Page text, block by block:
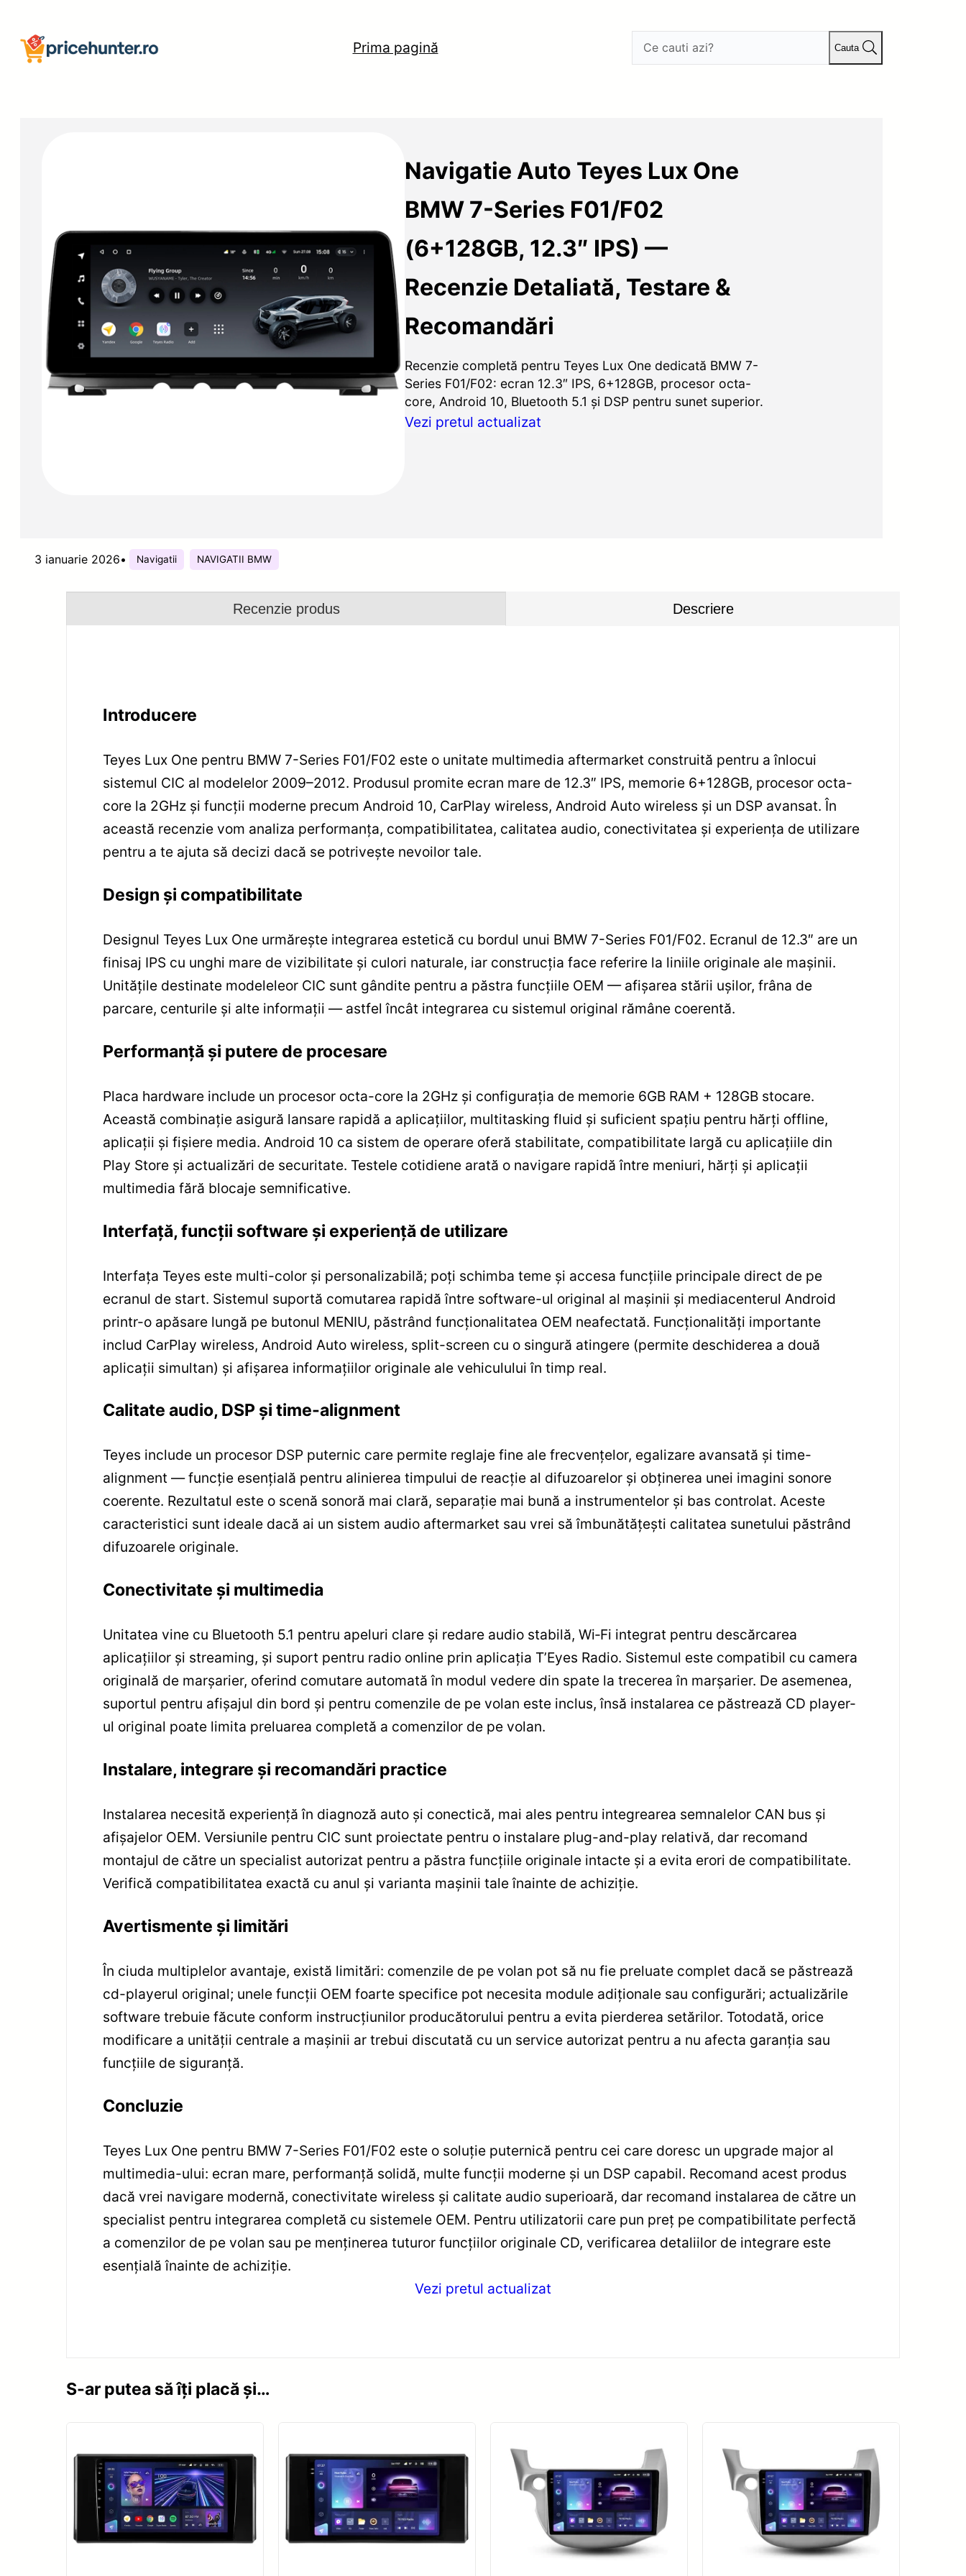
conținut
Prima pagină Cauta
Navigatie Auto Teyes Lux One
BMW 7-Series F01/F02
(6+128GB, 12.3″ IPS) —
Recenzie Detaliată, Testare &
Recomandări
Recenzie completă pentru Teyes Lux One dedicată BMW 7-
Series F01/F02: ecran 12.3″ IPS, 6+128GB, procesor octa-
core, Android 10, Bluetooth 5.1 și DSP pentru sunet superior.
Vezi pretul actualizat
3 ianuarie 2026• Navigatii NAVIGATII BMW
Recenzie produs Descriere
Introducere
Teyes Lux One pentru BMW 7-Series F01/F02 este o unitate multimedia aftermarket construită pentru a înlocui
sistemul CIC al modelelor 2009–2012. Produsul promite ecran mare de 12.3″ IPS, memorie 6+128GB, procesor octa-
core la 2GHz și funcții moderne precum Android 10, CarPlay wireless, Android Auto wireless și un DSP avansat. În
această recenzie vom analiza performanța, compatibilitatea, calitatea audio, conectivitatea și experiența de utilizare
pentru a te ajuta să decizi dacă se potrivește nevoilor tale.
Design și compatibilitate
Designul Teyes Lux One urmărește integrarea estetică cu bordul unui BMW 7-Series F01/F02. Ecranul de 12.3″ are un
finisaj IPS cu unghi mare de vizibilitate și culori naturale, iar construcția face referire la liniile originale ale mașinii.
Unitățile destinate modeleleor CIC sunt gândite pentru a păstra funcțiile OEM — afișarea stării ușilor, frâna de
parcare, centurile și alte informații — astfel încât integrarea cu sistemul original rămâne coerentă.
Performanță și putere de procesare
Placa hardware include un procesor octa-core la 2GHz și configurația de memorie 6GB RAM + 128GB stocare.
Această combinație asigură lansare rapidă a aplicațiilor, multitasking fluid și suficient spațiu pentru hărți offline,
aplicații și fișiere media. Android 10 ca sistem de operare oferă stabilitate, compatibilitate largă cu aplicațiile din
Play Store și actualizări de securitate. Testele cotidiene arată o navigare rapidă între meniuri, hărți și aplicații
multimedia fără blocaje semnificative.
Interfață, funcții software și experiență de utilizare
Interfața Teyes este multi-color și personalizabilă; poți schimba teme și accesa funcțiile principale direct de pe
ecranul de start. Sistemul suportă comutarea rapidă între software-ul original al mașinii și mediacenterul Android
printr-o apăsare lungă pe butonul MENIU, păstrând funcționalitatea OEM neafectată. Funcționalități importante
includ CarPlay wireless, Android Auto wireless, split-screen cu o singură atingere (permite deschiderea a două
aplicații simultan) și afișarea informațiilor originale ale vehiculului în timp real.
Calitate audio, DSP și time-alignment
Teyes include un procesor DSP puternic care permite reglaje fine ale frecvențelor, egalizare avansată și time-
alignment — funcție esențială pentru alinierea timpului de reacție al difuzoarelor și obținerea unei imagini sonore
coerente. Rezultatul este o scenă sonoră mai clară, separație mai bună a instrumentelor și bas controlat. Aceste
caracteristici sunt ideale dacă ai un sistem audio aftermarket sau vrei să îmbunătățești calitatea sunetului păstrând
difuzoarele originale.
Conectivitate și multimedia
Unitatea vine cu Bluetooth 5.1 pentru apeluri clare și redare audio stabilă, Wi‑Fi integrat pentru descărcarea
aplicațiilor și streaming, și suport pentru radio online prin aplicația T’Eyes Radio. Sistemul este compatibil cu camera
originală de marșarier, oferind comutare automată în modul vedere din spate la trecerea în marșarier. De asemenea,
suportul pentru afișajul din bord și pentru comenzile de pe volan este inclus, însă instalarea ce păstrează CD player-
ul original poate limita preluarea completă a comenzilor de pe volan.
Instalare, integrare și recomandări practice
Instalarea necesită experiență în diagnoză auto și conectică, mai ales pentru integrearea semnalelor CAN bus și
afișajelor OEM. Versiunile pentru CIC sunt proiectate pentru o instalare plug-and-play relativă, dar recomand
montajul de către un specialist autorizat pentru a păstra funcțiile originale intacte și a evita erori de compatibilitate.
Verifică compatibilitatea exactă cu anul și varianta mașinii tale înainte de achiziție.
Avertismente și limitări
În ciuda multiplelor avantaje, există limitări: comenzile de pe volan pot să nu fie preluate complet dacă se păstrează
cd-playerul original; unele funcții OEM foarte specifice pot necesita module adiționale sau configurări; actualizările
software trebuie făcute conform instrucțiunilor producătorului pentru a evita pierderea setărilor. Totodată, orice
modificare a unității centrale a mașinii ar trebui discutată cu un service autorizat pentru a nu afecta garanția sau
funcțiile de siguranță.
Concluzie
Teyes Lux One pentru BMW 7-Series F01/F02 este o soluție puternică pentru cei care doresc un upgrade major al
multimedia-ului: ecran mare, performanță solidă, multe funcții moderne și un DSP capabil. Recomand acest produs
dacă vrei navigare modernă, conectivitate wireless și calitate audio superioară, dar recomand instalarea de către un
specialist pentru integrarea completă cu sistemele OEM. Pentru utilizatorii care pun preț pe compatibilitate perfectă
a comenzilor de pe volan sau pe menținerea tuturor funcțiilor originale CD, verificarea detaliilor de integrare este
esențială înainte de achiziție.
Vezi pretul actualizat
S-ar putea să îți placă și…